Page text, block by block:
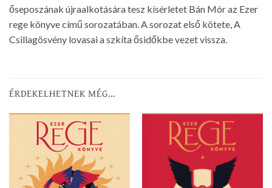
őseposzának újraalkotására tesz kísérletet Bán Mór az Ezer
rege könyve című sorozatában. A sorozat első kötete, A
Csillagösvény lovasai a szkíta ősidőkbe vezet vissza.
ÉRDEKELHETNEK MÉG…